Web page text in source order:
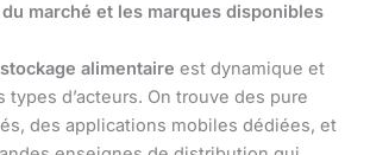
marché et les marques disponibles
alimentaire est dynamique et
d’acteurs. On trouve des pure
des applications mobiles dédiées, et